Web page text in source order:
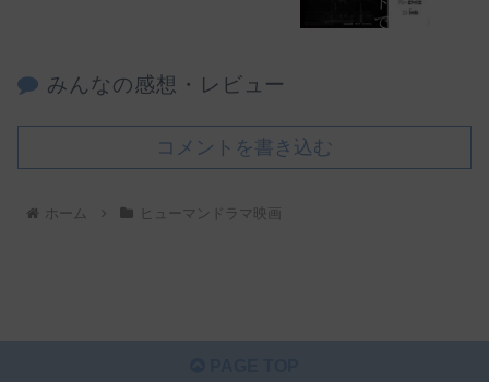
みんなの感想・レビュー
コメントを書き込む
ホーム ヒューマンドラマ映画